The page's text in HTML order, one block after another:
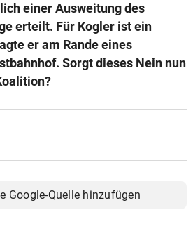
einer Ausweitung des
erteilt. Für Kogler ist ein
er am Rande eines
Sorgt dieses Nein nun
Google-Quelle hinzufügen